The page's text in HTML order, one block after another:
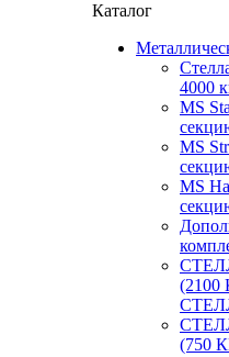
Каталог
4000
MS
MS
MS
(750